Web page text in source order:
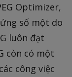
Optimizer,
số một do
luôn đạt
còn có một
công việc